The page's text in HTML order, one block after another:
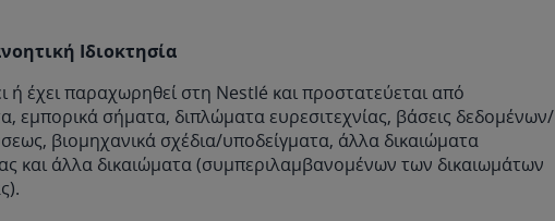
Ιδιοκτησία
ή έχει παραχωρηθεί στη Nestlé και προστατεύεται από
εμπορικά σήματα, διπλώματα ευρεσιτεχνίας, βάσεις δεδομένων/
βιομηχανικά σχέδια/υποδείγματα, άλλα δικαιώματα
και άλλα δικαιώματα (συμπεριλαμβανομένων των δικαιωμάτων